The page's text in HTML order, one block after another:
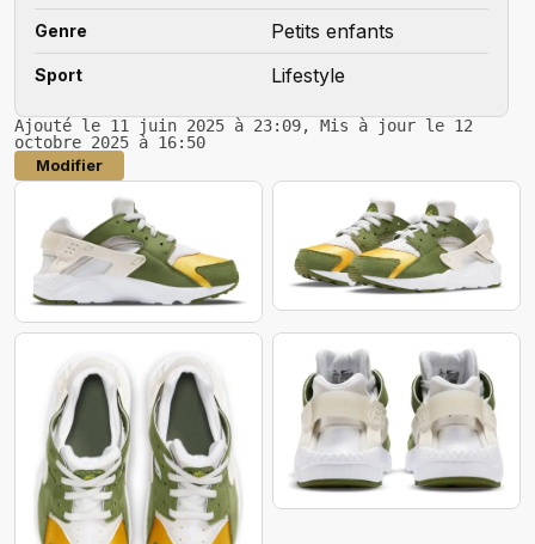
Genre Petits enfants
Sport Lifestyle
Ajouté le 11 juin 2025 à 23:09, Mis à jour le 12
octobre 2025 à 16:50
Modifier